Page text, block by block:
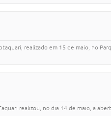
realizado em 15 de maio, no
realizou, no dia 14 de maio, a